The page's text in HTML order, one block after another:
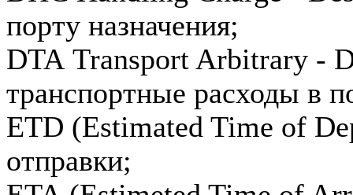
порту назначения;
DTA Transport Arbitrary -
транспортные расходы в
ETD (Estimated Time of
отправки;